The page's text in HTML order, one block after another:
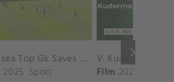
keyboard_arrow_right
Chelsea Top Gk Saves vs. Crystal Palace
2025 Sport Film 2025